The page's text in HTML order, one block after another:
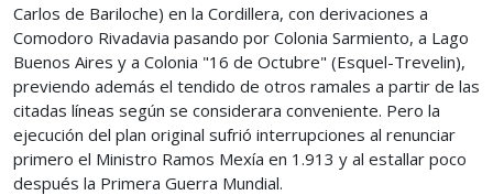
Carlos de Bariloche) en la Cordillera, con derivaciones a
Comodoro Rivadavia pasando por Colonia Sarmiento, a Lago
Buenos Aires y a Colonia "16 de Octubre" (Esquel-Trevelin),
previendo además el tendido de otros ramales a partir de las
citadas líneas según se considerara conveniente. Pero la
ejecución del plan original sufrió interrupciones al renunciar
primero el Ministro Ramos Mexía en 1.913 y al estallar poco
después la Primera Guerra Mundial.